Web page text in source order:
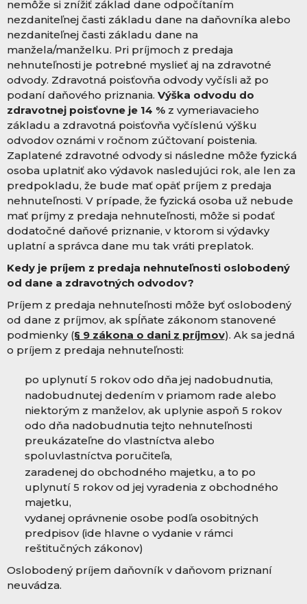
nemôže si znížiť základ dane odpočítaním
nezdaniteľnej časti základu dane na daňovníka alebo
nezdaniteľnej časti základu dane na
manžela/manželku. Pri príjmoch z predaja
nehnuteľnosti je potrebné myslieť aj na zdravotné
odvody. Zdravotná poisťovňa odvody vyčísli až po
podaní daňového priznania. Výška odvodu do
zdravotnej poisťovne je 14 %z vymeriavacieho
základu a zdravotná poisťovňa vyčíslenú výšku
odvodov oznámi v ročnom zúčtovaní poistenia.
Zaplatené zdravotné odvody si následne môže fyzická
osoba uplatniť ako výdavok nasledujúci rok, ale len za
predpokladu, že bude mať opäť príjem z predaja
nehnuteľnosti. V prípade, že fyzická osoba už nebude
mať príjmy z predaja nehnuteľnosti, môže si podať
dodatočné daňové priznanie, v ktorom si výdavky
uplatní a správca dane mu tak vráti preplatok.
Kedy je príjem z predaja nehnuteľnosti oslobodený
od dane a zdravotných odvodov?
Príjem z predaja nehnuteľnosti môže byť oslobodený
od dane z príjmov, ak spĺňate zákonom stanovené
podmienky (§ 9 zákona o dani z príjmov). Ak sa jedná
o príjem z predaja nehnuteľnosti:
po uplynutí 5 rokov odo dňa jej nadobudnutia,
nadobudnutej dedením v priamom rade alebo
niektorým z manželov, ak uplynie aspoň 5 rokov
odo dňa nadobudnutia tejto nehnuteľnosti
preukázateľne do vlastníctva alebo
spoluvlastníctva poručiteľa,
zaradenej do obchodného majetku, a to po
uplynutí 5 rokov od jej vyradenia z obchodného
majetku,
vydanej oprávnenie osobe podľa osobitných
predpisov (ide hlavne o vydanie v rámci
reštitučných zákonov)
Oslobodený príjem daňovník v daňovom priznaní
neuvádza.